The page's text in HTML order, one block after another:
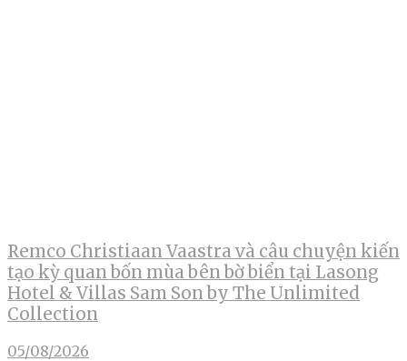
Remco Christiaan Vaastra và câu chuyện kiến
tạo kỳ quan bốn mùa bên bờ biển tại Lasong
Hotel & Villas Sam Son by The Unlimited
Collection
05/08/2026